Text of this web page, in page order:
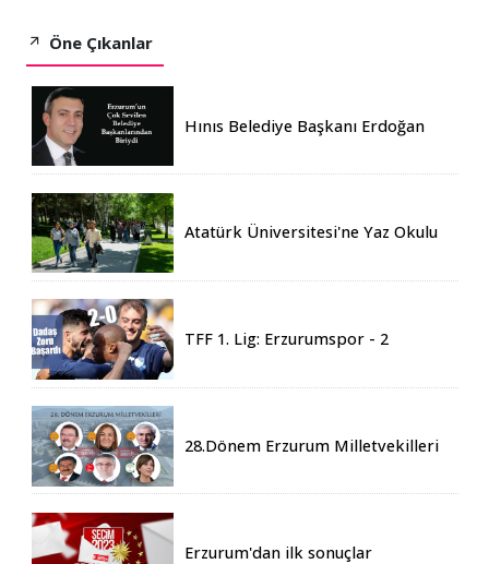
Öne Çıkanlar
Hınıs Belediye Başkanı Erdoğan
Atatürk Üniversitesi'ne Yaz Okulu
TFF 1. Lig: Erzurumspor - 2
28.Dönem Erzurum Milletvekilleri
Erzurum'dan ilk sonuçlar